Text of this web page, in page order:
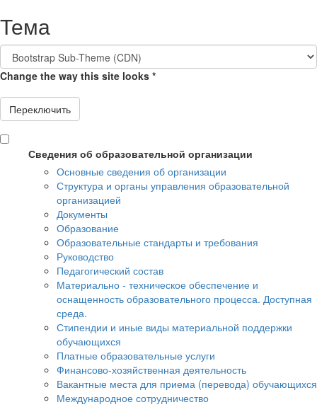
к
основному
содержанию
Тема
Change the way this site looks *
Переключить
Сведения об образовательной организации
Основные сведения об организации
Структура и органы управления образовательной
организацией
Документы
Образование
Образовательные стандарты и требования
Руководство
Педагогический состав
Материально - техническое обеспечение и
оснащенность образовательного процесса. Доступная
среда.
Стипендии и иные виды материальной поддержки
обучающихся
Платные образовательные услуги
Финансово-хозяйственная деятельность
Вакантные места для приема (перевода) обучающихся
Международное сотрудничество